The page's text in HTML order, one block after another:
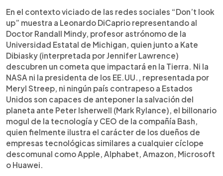
En el contexto viciado de las redes sociales “Don’t look
up” muestra a Leonardo DiCaprio representando al
Doctor Randall Mindy, profesor astrónomo de la
Universidad Estatal de Michigan, quien junto a Kate
Dibiasky (interpretada por Jennifer Lawrence)
descubren un cometa que impactará en la Tierra. Ni la
NASA ni la presidenta de los EE.UU., representada por
Meryl Streep, ni ningún país contrapeso a Estados
Unidos son capaces de anteponer la salvación del
planeta ante Peter Isherwell (Mark Rylance), el billonario
mogul de la tecnología y CEO de la compañía Bash,
quien fielmente ilustra el carácter de los dueños de
empresas tecnológicas similares a cualquier cíclope
descomunal como Apple, Alphabet, Amazon, Microsoft
o Huawei.